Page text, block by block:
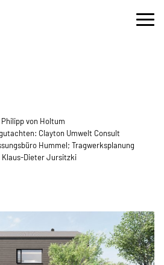
von Holtum
Clayton Umwelt Consult
Hummel; Tragwerksplanung
Klaus-Dieter Jursitzki